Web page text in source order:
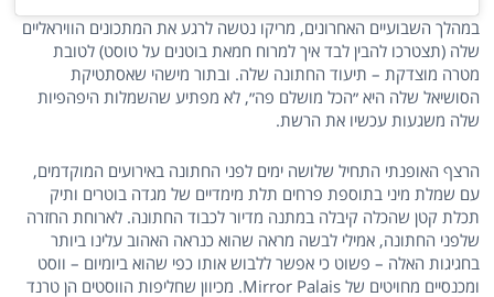
במהלך השבועיים האחרונים, מריקו נטשה לרגע את המתכונים הוויראליים
שלה (תצטרכו להבין לבד איך למרוח חמאת בוטנים על טוסט) לטובת
מטרה מוצדקת – תיעוד החתונה שלה. ובתור מישהי שאסתטיקת
הסושיאל שלה היא ״הכל מושלם פה״, לא מפתיע שהשמלות היפהפיות
שלה משגעות עכשיו את הרשת.
הרצף האופנתי התחיל שלושה ימים לפני החתונה באירועים המוקדמים,
עם שמלת מיני בתוספת פרחים תלת מימדיים של מגדה בוטרים ותיק
תכלת קטן שהכלה קיבלה במתנה מדיור לכבוד החתונה. לארוחת החזרה
שלפני החתונה, אמילי לבשה מראה שהוא כנראה האהוב עלינו ביותר
בחגיגות האלה – פשוט כי אפשר ללבוש אותו כפי שהוא ביומיום – ווסט
ומכנסיים מחויטים של Mirror Palais. מכיוון שחליפות הווסטים הן טרנד